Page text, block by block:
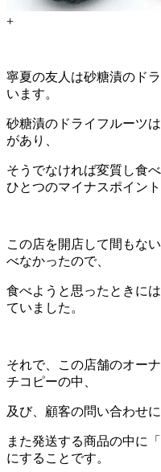
+
寧夏の友人は砂糖漬のド
います。
砂糖漬のドライフルーツ
があり、
そうでなければ変質し食
ひとつのマイナスポイント
この店を開店して間もな
べなかったので、
食べようと思ったときに
ていました。
それで、この店舗のオー
チコピーの中、
及び、顧客の問い合わせに
また発送する商品の中に
にすることです。